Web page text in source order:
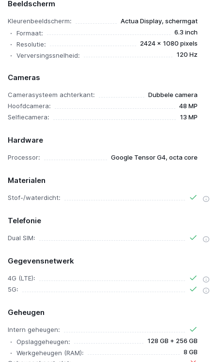
Beeldscherm
Kleurenbeeldscherm:
Actua Display, schermgat
Formaat:
6.3 inch
Resolutie:
2424 x 1080 pixels
Verversingssnelheid:
120 Hz
Cameras
Camerasysteem achterkant:
Dubbele camera
Hoofdcamera:
48 MP
Selfiecamera:
13 MP
Hardware
Processor: Google Tensor G4, octa core
Materialen
Stof-/waterdicht:
Telefonie
Dual SIM:
Gegevensnetwerk
4G (LTE):
5G:
Geheugen
Intern geheugen:
Opslaggeheugen:
128 GB + 256 GB
Werkgeheugen (RAM):
8 GB